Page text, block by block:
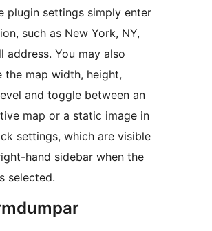
plugin settings simply enter
such as New York, NY,
address. You may also
the map width, height,
and toggle between an
map or a static image in
settings, which are visible
hand sidebar when the
selected.